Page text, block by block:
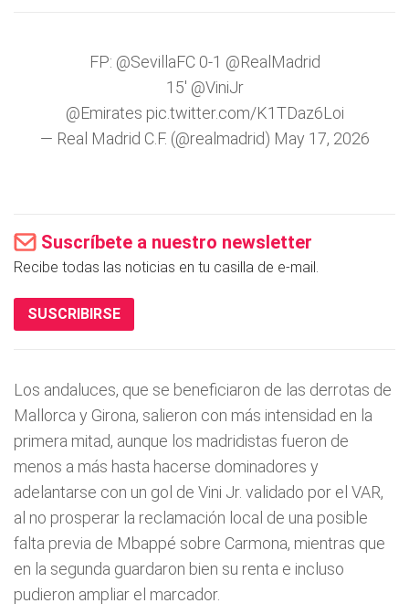
FP: @SevillaFC0-1 @RealMadrid
15' @ViniJr
@Emirates pic.twitter.com/K1TDaz6Loi
— Real Madrid C.F. (@realmadrid) May 17, 2026
Suscríbete a nuestro newsletter
Recibe todas las noticias en tu casilla de e-mail.
SUSCRIBIRSE
Los andaluces, que se beneficiaron de las derrotas de
Mallorca y Girona, salieron con más intensidad en la
primera mitad, aunque los madridistas fueron de
menos a más hasta hacerse dominadores y
adelantarse con un gol de Vini Jr. validado por el VAR,
al no prosperar la reclamación local de una posible
falta previa de Mbappé sobre Carmona, mientras que
en la segunda guardaron bien su renta e incluso
pudieron ampliar el marcador.